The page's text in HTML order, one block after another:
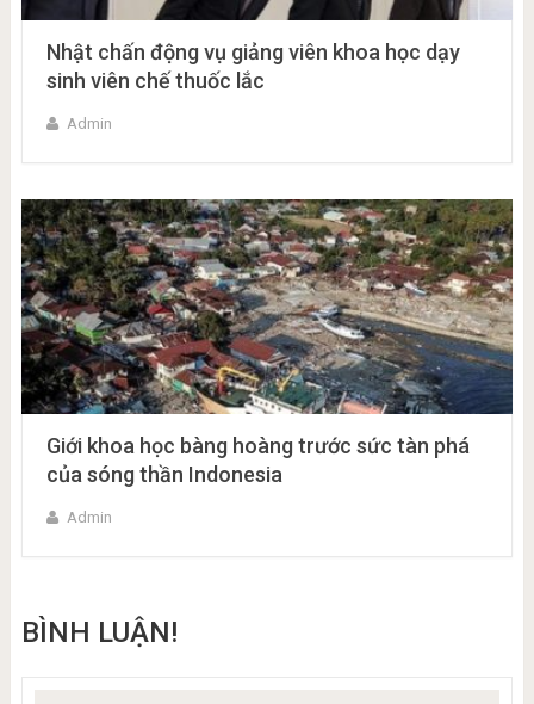
Nhật chấn động vụ giảng viên khoa học dạy
sinh viên chế thuốc lắc
Admin
Giới khoa học bàng hoàng trước sức tàn phá
của sóng thần Indonesia
Admin
BÌNH LUẬN!